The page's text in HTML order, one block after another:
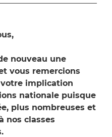
nouveau une
vous remercions
implication
nationale puisque
plus nombreuses et
nos classes